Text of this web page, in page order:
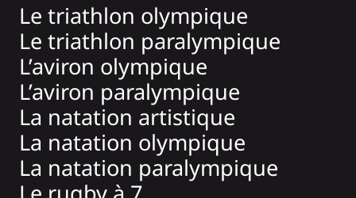
Le triathlon olympique
Le triathlon paralympique
L’aviron olympique
L’aviron paralympique
La natation artistique
La natation olympique
La natation paralympique